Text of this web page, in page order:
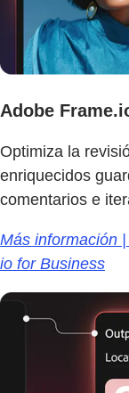
Adobe
Optimiza la
enriquecidos
comentarios e
Más información
io for Business